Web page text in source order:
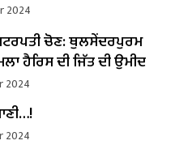
2024
ਚੋਣ: ਥੁਲਸੇਂਦਰਪੁਰਮ
ਹੈਰਿਸ ਦੀ ਜਿੱਤ ਦੀ ਉਮੀਦ
2024
2024